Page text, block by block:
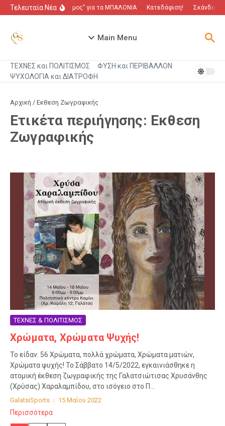
Μετάβαση στο περιεχόμενο
Τελευταία Νέα“Πόλεμος” για τα ΜΠΑΛΟΝΙΑ Κατεδάφιση! Σκάνδαλο
Main Menu
ΤΕΧΝΕΣ και ΠΟΛΙΤΙΣΜΟΣ
ΦΥΣΗ και ΠΕΡΙΒΑΛΛΟΝ
ΨΥΧΟΛΟΓΙΑ και ΔΙΑΤΡΟΦΗ
Αρχική / Εκθεση Ζωγραφικής
Ετικέτα περιήγησης: Εκθεση
Ζωγραφικής
ΤΕΧΝΕΣ & ΠΟΛΙΤΙΣΜΟΣ
Χρώματα, Χρώματα Ψυχής!
Το είδαν: 56 Χρώματα, πολλά χρώματα, Χρώματα ματιών,
Χρώματα ψυχής! Το Σάββατο 14/5/2022, εγκαινιάσθηκε η
ατομική έκθεση ζωγραφικής της Γαλατσιώτισας Χρυσάνθης
(Χρύσας) Χαραλαμπίδου, στο ισόγειο στο Π...
GalatsiSports 15 Μαΐου 2022
Περισσότερα